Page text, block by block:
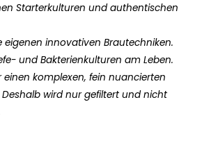
Starterkulturen und authentischen
eigenen innovativen Brautechniken.
und Bakterienkulturen am Leben.
einen komplexen, fein nuancierten
wird nur gefiltert und nicht